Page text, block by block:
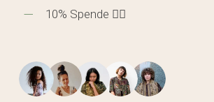
10% Spende 🖐🏼